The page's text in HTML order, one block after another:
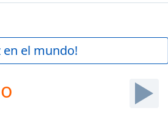
en el mundo!